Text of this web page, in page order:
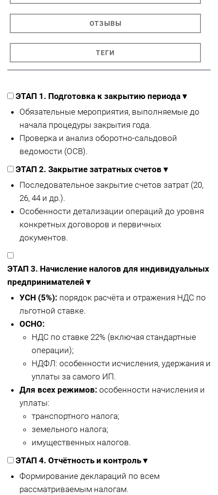
ОТЗЫВЫ
ТЕГИ
ЭТАП 1. Подготовка к закрытию периода ▾
Обязательные мероприятия, выполняемые до
начала процедуры закрытия года.
Проверка и анализ оборотно-сальдовой
ведомости (ОСВ).
ЭТАП 2. Закрытие затратных счетов ▾
Последовательное закрытие счетов затрат (20,
26, 44 и др.).
Особенности детализации операций до уровня
конкретных договоров и первичных
документов.
ЭТАП 3. Начисление налогов для индивидуальных
предпринимателей ▾
УСН (5%): порядок расчёта и отражения НДС по
льготной ставке.
ОСНО:
НДС по ставке 22% (включая стандартные
операции);
НДФЛ: особенности исчисления, удержания и
уплаты за самого ИП.
Для всех режимов: особенности начисления и
уплаты:
транспортного налога;
земельного налога;
имущественных налогов.
ЭТАП 4. Отчётность и контроль ▾
Формирование деклараций по всем
рассматриваемым налогам.